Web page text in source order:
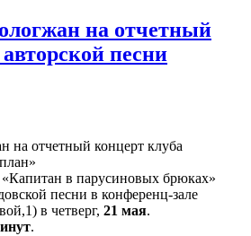
на отчетный
песни
в парусиновых брюках»
песни в конференц-зале
в четверг, 21 мая.
.